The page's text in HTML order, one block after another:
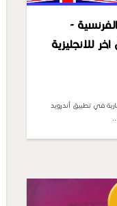
-
للانجليزية
في تطبيق أندرويد